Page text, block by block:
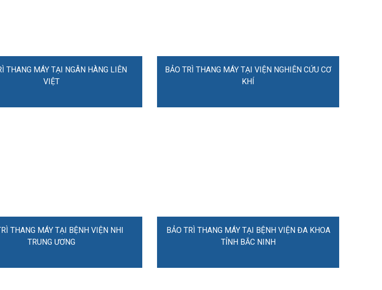
THANG MÁY TẠI NGÂN HÀNG LIÊN
VIỆT
BẢO TRÌ THANG MÁY TẠI VIỆN NGHIÊN CỨU CƠ
KHÍ
THANG MÁY TẠI BỆNH VIỆN NHI
TRUNG ƯƠNG
BẢO TRÌ THANG MÁY TẠI BỆNH VIỆN ĐA KHOA
TỈNH BẮC NINH